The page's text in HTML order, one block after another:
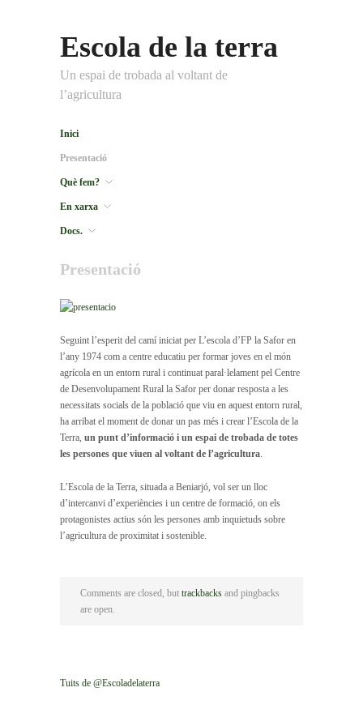
Escola de la terra
Un espai de trobada al voltant de
l’agricultura
Inici
Presentació
Què fem?
En xarxa
Docs.
Presentació
Seguint l’esperit del camí iniciat per L’escola d’FP la Safor en
l’any 1974 com a centre educatiu per formar joves en el món
agrícola en un entorn rural i continuat paral·lelament pel Centre
de Desenvolupament Rural la Safor per donar resposta a les
necessitats socials de la població que viu en aquest entorn rural,
ha arribat el moment de donar un pas més i crear l’Escola de la
Terra, un punt d’informació i un espai de trobada de totes
les persones que viuen al voltant de l’agricultura.
L’Escola de la Terra, situada a Beniarjó, vol ser un lloc
d’intercanvi d’experiències i un centre de formació, on els
protagonistes actius són les persones amb inquietuds sobre
l’agricultura de proximitat i sostenible.
Comments are closed, but trackbacks and pingbacks
are open.
Tuits de @Escoladelaterra